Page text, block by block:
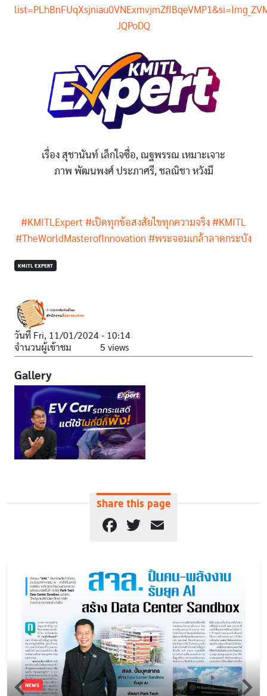
JQPoDQ
เรื่อง สุชานันท์ เล็กใจซื่อ, ณฐพรรณ เหมาะเจาะ
ภาพ พัฒนพงศ์ ประภาศรี, ชลณิชา หวังมี
#KMITLExpert #เปิดทุกข้อสงสัยไขทุกความจริง #KMITL
#TheWorldMasterofInnovation #พระจอมเกล้าลาดกระบัง
KMITL EXPERT
วันที่ Fri, 11/01/2024 - 10:14
จำนวนผู้เข้าชม
5 views
Gallery
Share this page
Facebook
Twitter
NEWS